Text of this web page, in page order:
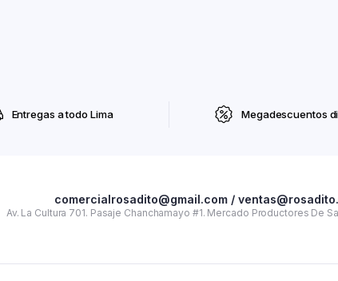
Entregas a todo Lima Megadescuentos
comercialrosadito@gmail.com /
Av. La Cultura 701. Pasaje Chanchamayo #1. Mercado Productores De